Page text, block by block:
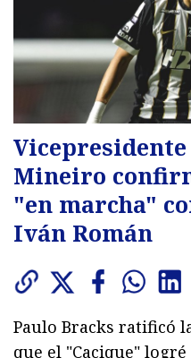
Mineiro
"en marcha"
Iván Román
Paulo Bracks ratificó
que el "Cacique"